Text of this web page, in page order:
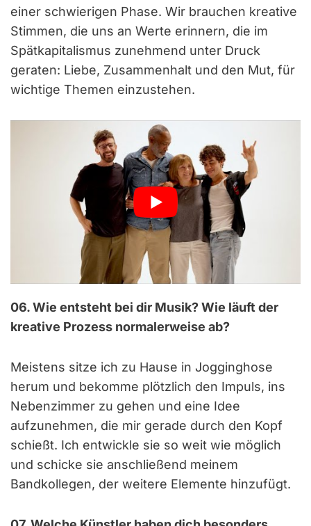
einer schwierigen Phase. Wir brauchen kreative
Stimmen, die uns an Werte erinnern, die im
Spätkapitalismus zunehmend unter Druck
geraten: Liebe, Zusammenhalt und den Mut, für
wichtige Themen einzustehen.
06. Wie entsteht bei dir Musik? Wie läuft der
kreative Prozess normalerweise ab?
Meistens sitze ich zu Hause in Jogginghose
herum und bekomme plötzlich den Impuls, ins
Nebenzimmer zu gehen und eine Idee
aufzunehmen, die mir gerade durch den Kopf
schießt. Ich entwickle sie so weit wie möglich
und schicke sie anschließend meinem
Bandkollegen, der weitere Elemente hinzufügt.